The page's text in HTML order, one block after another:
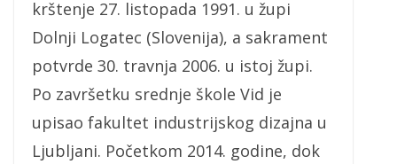
krštenje 27. listopada 1991. u župi
Dolnji Logatec (Slovenija), a sakrament
potvrde 30. travnja 2006. u istoj župi.
Po završetku srednje škole Vid je
upisao fakultet industrijskog dizajna u
Ljubljani. Početkom 2014. godine, dok